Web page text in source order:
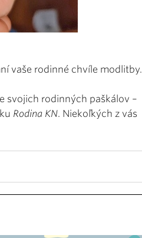
vaše rodinné chvíle modlitby.
svojich rodinných paškálov –
Rodina KN. Niekoľkých z vás